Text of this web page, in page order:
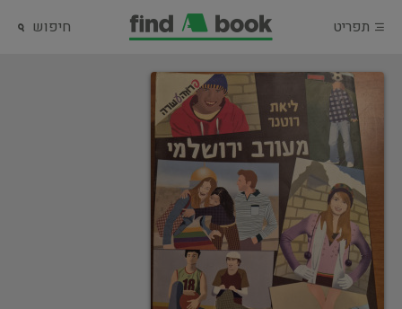
תפריט חיפוש